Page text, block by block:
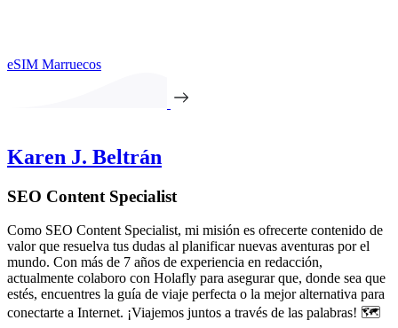
eSIM Marruecos
Karen J. Beltrán
SEO Content Specialist
Como SEO Content Specialist, mi misión es ofrecerte contenido de
valor que resuelva tus dudas al planificar nuevas aventuras por el
mundo. Con más de 7 años de experiencia en redacción,
actualmente colaboro con Holafly para asegurar que, donde sea que
estés, encuentres la guía de viaje perfecta o la mejor alternativa para
conectarte a Internet. ¡Viajemos juntos a través de las palabras! 🗺️